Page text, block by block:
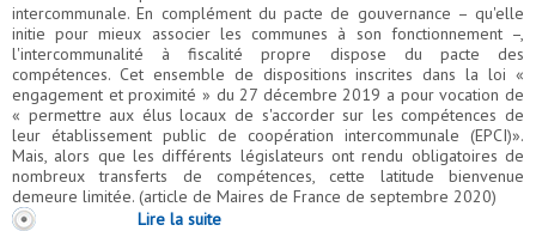
intercommunale. En complément du pacte de gouvernance – qu'elle
initie pour mieux associer les communes à son fonctionnement –,
l'intercommunalité à fiscalité propre dispose du pacte des
compétences. Cet ensemble de dispositions inscrites dans la loi «
engagement et proximité » du 27 décembre 2019 a pour vocation de
« permettre aux élus locaux de s'accorder sur les compétences de
leur établissement public de coopération intercommunale (EPCI)».
Mais, alors que les différents législateurs ont rendu obligatoires de
nombreux transferts de compétences, cette latitude bienvenue
demeure limitée. (article de Maires de France de septembre 2020)
Lire la suite